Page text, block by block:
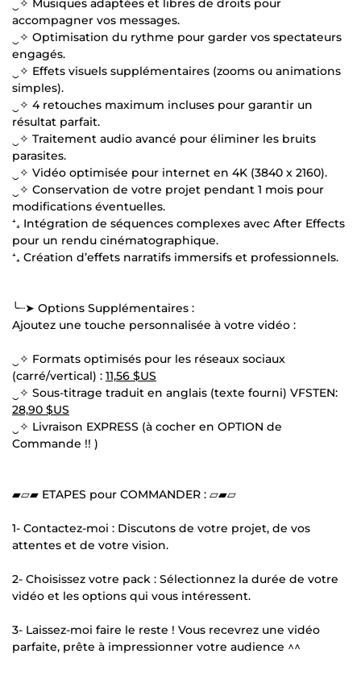
‿✧ Musiques adaptées et libres de droits pour
accompagner vos messages.
‿✧ Optimisation du rythme pour garder vos spectateurs
engagés.
‿✧ Effets visuels supplémentaires (zooms ou animations
simples).
‿✧ 4 retouches maximum incluses pour garantir un
résultat parfait.
‿✧ Traitement audio avancé pour éliminer les bruits
parasites.
‿✧ Vidéo optimisée pour internet en 4K (3840 x 2160).
‿✧ Conservation de votre projet pendant 1 mois pour
modifications éventuelles.
⁺₊ Intégration de séquences complexes avec After Effects
pour un rendu cinématographique.
⁺₊ Création d’effets narratifs immersifs et professionnels.
╰┈➤ Options Supplémentaires :
Ajoutez une touche personnalisée à votre vidéo :
‿✧ Formats optimisés pour les réseaux sociaux
(carré/vertical) : 11,56 $US
‿✧ Sous-titrage traduit en anglais (texte fourni) VFSTEN:
28,90 $US
‿✧ Livraison EXPRESS (à cocher en OPTION de
Commande !! )
▰▱▰ ETAPES pour COMMANDER : ▱▰▱
1- Contactez-moi : Discutons de votre projet, de vos
attentes et de votre vision.
2- Choisissez votre pack : Sélectionnez la durée de votre
vidéo et les options qui vous intéressent.
3- Laissez-moi faire le reste ! Vous recevrez une vidéo
parfaite, prête à impressionner votre audience ^^